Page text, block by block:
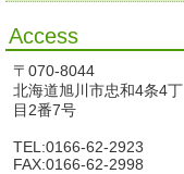
Access
〒070-8044
北海道旭川市忠和4条4丁
目2番7号
TEL:0166-62-2923
FAX:0166-62-2998